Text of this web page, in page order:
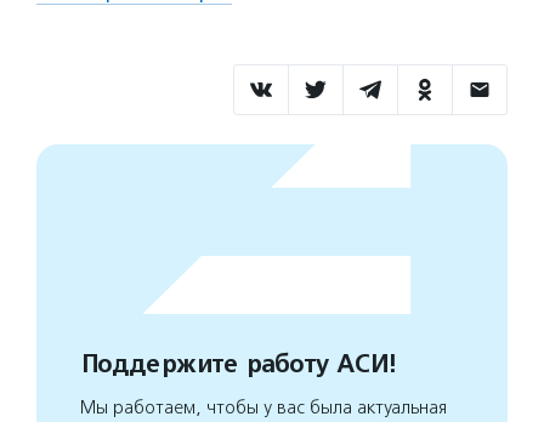
Поддержите работу АСИ!
Мы работаем, чтобы у вас была актуальная